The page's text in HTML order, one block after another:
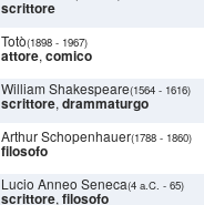
scrittore
Totò(1898 - 1967)
attore, comico
William Shakespeare(1564 - 1616)
scrittore, drammaturgo
Arthur Schopenhauer(1788 - 1860)
filosofo
Lucio Anneo Seneca(4 a.C. - 65)
scrittore, filosofo